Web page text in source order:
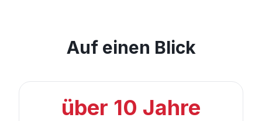
Auf einen Blick
über 10 Jahre